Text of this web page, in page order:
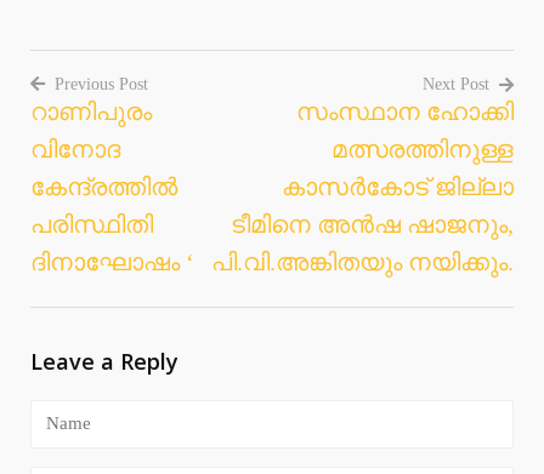
Post
navigation
Previous Post
റാണിപുരം
വിനോദ
കേന്ദ്രത്തിൽ
പരിസ്ഥിതി
ദിനാഘോഷം ‘
Next Post
സംസ്ഥാന ഹോക്കി
മത്സരത്തിനുള്ള
കാസർകോട് ജില്ലാ
ടീമിനെ അൻഷ ഷാജനും,
പി.വി.അങ്കിതയും നയിക്കും.
Leave a Reply